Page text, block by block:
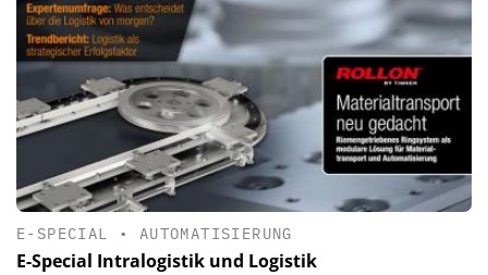
E-SPECIAL • AUTOMATISIERUNG
E-Special Intralogistik und Logistik